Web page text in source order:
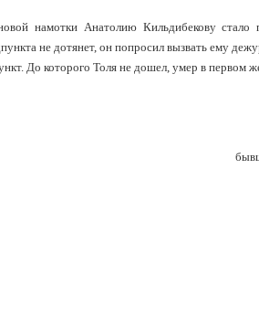
намотки Анатолию Кильдибекову
не дотянет, он попросил вызвать ему
До которого Толя не дошел, умер в первом